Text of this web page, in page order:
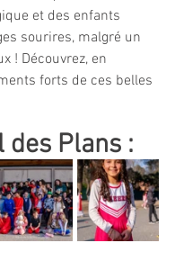
et des enfants
sourires, malgré un
! Découvrez, en
forts de ces belles
des Plans :